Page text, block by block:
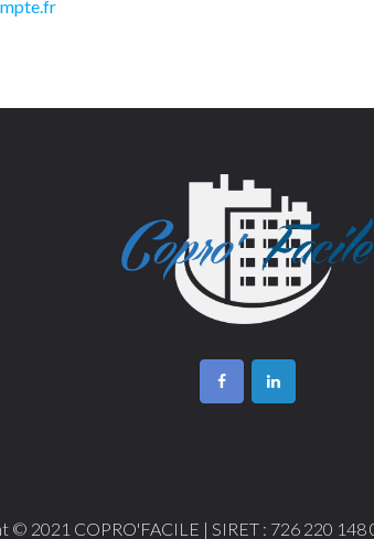
© 2021 COPRO'FACILE | SIRET : 726 220 148